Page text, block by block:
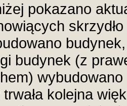
pokazano
budynek (z
wybudowano
trwała kolejna